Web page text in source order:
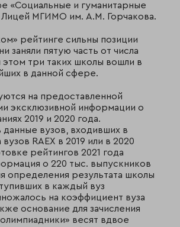
«Социальные и гуманитарные
Лицей МГИМО им. А.М. Горчакова.
рейтинге сильны позиции
заняли пятую часть от числа
этом три таких школы вошли в
в данной сфере.
на предоставленной
эксклюзивной информации о
2019 и 2020 года.
данные вузов, входивших в
RAEX в 2019 или в 2020
рейтингов 2021 года
о 220 тыс. выпускников
определения результата школы
в каждый вуз
на коэффициент вуза
основание для зачисления
весят вдвое